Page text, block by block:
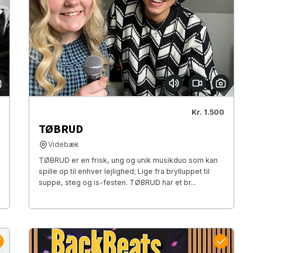
Kr. 1.500
TØBRUD
Videbæk
TØBRUD er en frisk, ung og unik musikduo som kan
spille op til enhver lejlighed; Lige fra brylluppet til
suppe, steg og is-festen. TØBRUD har et br...